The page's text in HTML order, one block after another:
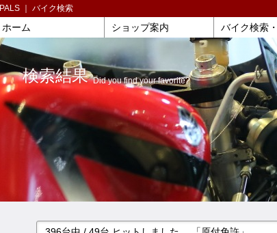
PALS ｜ バイク検索
ホーム ショップ案内 バイク検索
検索結果Did you find your favorite?